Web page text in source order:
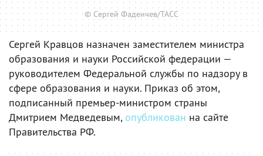
© Сергей Фадеичев/ТАСС
Сергей Кравцов назначен заместителем министра
образования и науки Российской федерации —
руководителем Федеральной службы по надзору в
сфере образования и науки. Приказ об этом,
подписанный премьер-министром страны
Дмитрием Медведевым, опубликован на сайте
Правительства РФ.